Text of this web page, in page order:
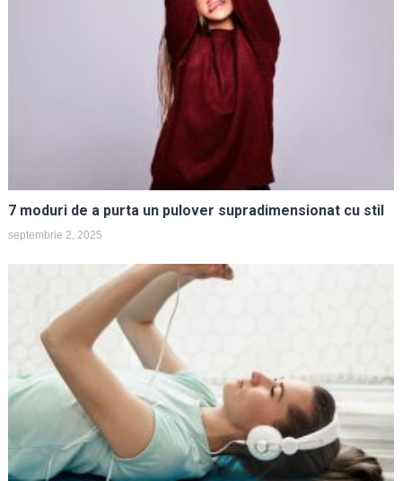
7 moduri de a purta un pulover supradimensionat cu stil
septembrie 2, 2025